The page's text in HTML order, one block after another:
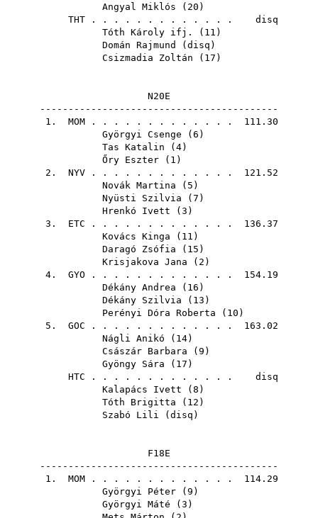
Angyal Miklós ( 20 )
THT . . . . . . . . . . . . . disq
Tóth Károly ifj.
( 11 )
Domán Rajmund
( disq )
Csizmadia Zoltán ( 17 )
N20E
------------------------------------------
1. MOM . . . . . . . . . . . . . 111.30
Györgyi Csenge ( 6 )
Tas Katalin ( 4)
Őry Eszter ( 1 )
2. NYV . . . . . . . . . . . . . 121.52
Novák Martina ( 5 )
Nyüsti Szilvia ( 7 )
Hrenkó Ivett ( 3 )
3. ETC . . . . . . . . . . . . . 136.37
Kovács Kinga ( 11 )
Daragó Zsófia ( 15 )
Krisjakova Jana ( 2 )
4. GYO . . . . . . . . . . . . . 154.19
Dékány Andrea ( 16 )
Dékány Szilvia ( 13 )
Perényi Dóra Roberta ( 10 )
5. GOC . . . . . . . . . . . . . 163.02
Nágli Anikó ( 14)
Császár Barbara ( 9 )
Gyöngy Sára ( 17 )
HTC . . . . . . . . . . . . . disq
Kalapács Ivett ( 8 )
Tóth Brigitta ( 12 )
Szabó Lili ( disq )
F18E
------------------------------------------
1. MOM . . . . . . . . . . . . . 114.29
Györgyi Péter ( 9 )
Györgyi Máté ( 3 )